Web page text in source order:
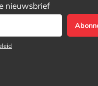
nieuwsbrief